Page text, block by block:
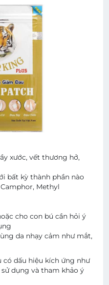
xước, vết thương hở,
bất kỳ thành phần nào
Methyl
cho con bú cần hỏi ý
da nhạy cảm như mắt,
dấu hiệu kích ứng như
dụng và tham khảo ý